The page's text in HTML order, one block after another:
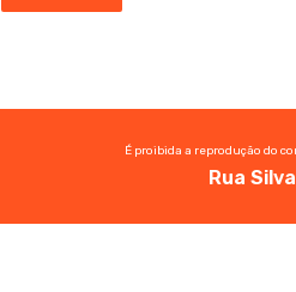
É proibida a reprodução do
Rua